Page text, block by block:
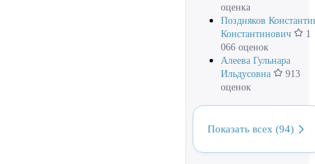
оценка
Поздняков
Константинович
1
066 оценок
Алеева Гульнара
Ильдусовна
913
оценок
Показать всех (94)